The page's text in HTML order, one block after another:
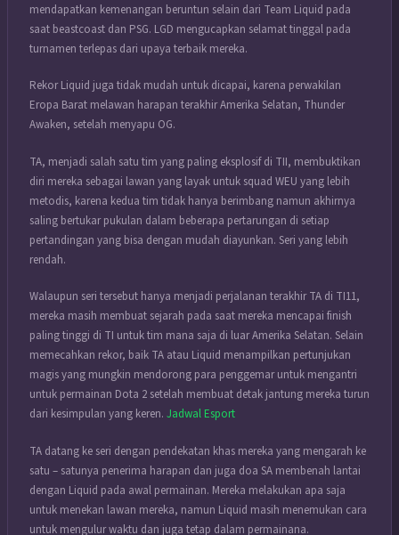
mendapatkan kemenangan beruntun selain dari Team Liquid pada
saat beastcoast dan PSG. LGD mengucapkan selamat tinggal pada
turnamen terlepas dari upaya terbaik mereka.
Rekor Liquid juga tidak mudah untuk dicapai, karena perwakilan
Eropa Barat melawan harapan terakhir Amerika Selatan, Thunder
Awaken, setelah menyapu OG.
TA, menjadi salah satu tim yang paling eksplosif di TII, membuktikan
diri mereka sebagai lawan yang layak untuk squad WEU yang lebih
metodis, karena kedua tim tidak hanya berimbang namun akhirnya
saling bertukar pukulan dalam beberapa pertarungan di setiap
pertandingan yang bisa dengan mudah diayunkan. Seri yang lebih
rendah.
Walaupun seri tersebut hanya menjadi perjalanan terakhir TA di TI11,
mereka masih membuat sejarah pada saat mereka mencapai finish
paling tinggi di TI untuk tim mana saja di luar Amerika Selatan. Selain
memecahkan rekor, baik TA atau Liquid menampilkan pertunjukan
magis yang mungkin mendorong para penggemar untuk mengantri
untuk permainan Dota 2 setelah membuat detak jantung mereka turun
dari kesimpulan yang keren. Jadwal Esport
TA datang ke seri dengan pendekatan khas mereka yang mengarah ke
satu – satunya penerima harapan dan juga doa SA membenah lantai
dengan Liquid pada awal permainan. Mereka melakukan apa saja
untuk menekan lawan mereka, namun Liquid masih menemukan cara
untuk mengulur waktu dan juga tetap dalam permainana.